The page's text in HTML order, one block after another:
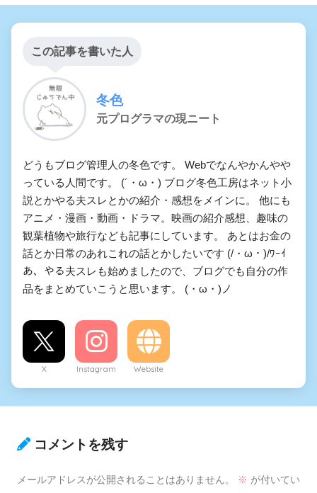
この記事を書いた人
冬色
元プログラマの現ニート
どうもブログ管理人の冬色です。 Webでなんやかんやや
っている人間です。 (´・ω・) ブログ冬色工房はネット小
説とかやる夫スレとかの紹介・感想をメインに。 他にも
アニメ・漫画・動画・ドラマ。映画の紹介感想、趣味の
観葉植物や旅行なども記事にしています。 あとはお金の
話とか日常のあれこれの話とかしたいです (/・ω・)/ﾜｰｲ
あ、やる夫スレも始めましたので、ブログでも自分の作
品をまとめていこうと思います。 (・ω・)ノ
X Instagram Website
コメントを残す
メールアドレスが公開されることはありません。 ※ が付いてい